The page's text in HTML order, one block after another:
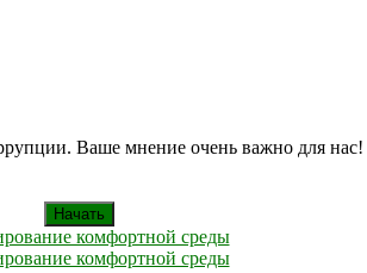
Ваше мнение очень важно для
Начать